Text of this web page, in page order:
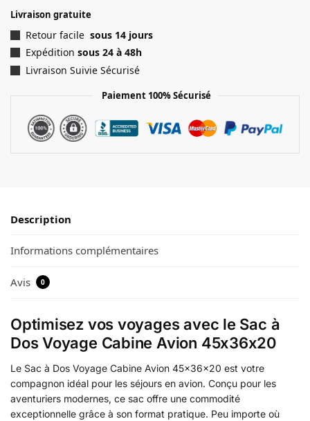
Livraison gratuite
Retour facile sous 14 jours
Expédition sous 24 à 48h
Livraison Suivie Sécurisé
Paiement 100% Sécurisé
Description
Informations complémentaires
Avis 0
Optimisez vos voyages avec le Sac à
Dos Voyage Cabine Avion 45x36x20
Le Sac à Dos Voyage Cabine Avion 45x36x20 est votre
compagnon idéal pour les séjours en avion. Conçu pour les
aventuriers modernes, ce sac offre une commodité
exceptionnelle grâce à son format pratique. Peu importe où